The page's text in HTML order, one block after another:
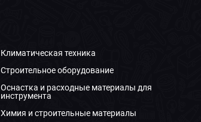
Климатическая техника
Строительное оборудование
Оснастка и расходные материалы для
инструмента
Химия и строительные материалы